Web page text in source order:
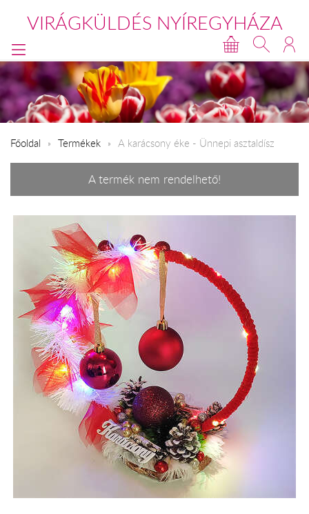
VIRÁGKÜLDÉS NYÍREGYHÁZA
Főoldal Termékek A karácsony éke - Ünnepi asztaldísz
A termék nem rendelhető!